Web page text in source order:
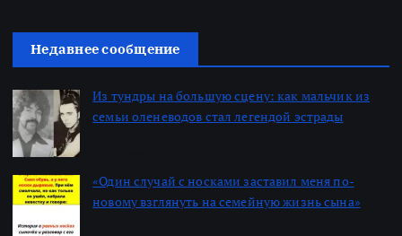
Недавнее сообщение
Из тундры на большую сцену: как мальчик из
семьи оленеводов стал легендой эстрады
«Один случай с носками заставил меня по-
новому взглянуть на семейную жизнь сына»